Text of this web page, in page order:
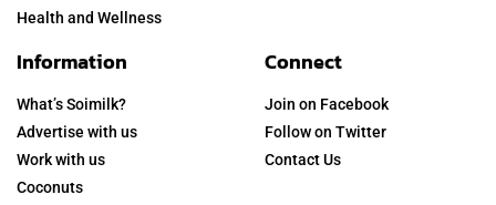
Health and Wellness
Information
What’s Soimilk?
Advertise with us
Work with us
Coconuts
Connect
Join on Facebook
Follow on Twitter
Contact Us